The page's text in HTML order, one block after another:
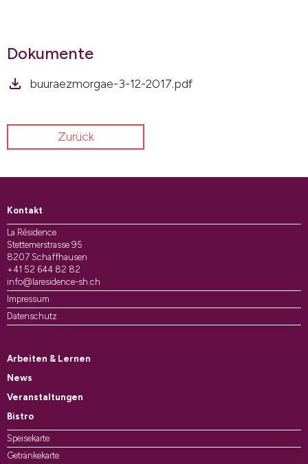
Dokumente
buuraezmorgae-3-12-2017.pdf
Zurück
Kontakt
La Résidence
Stettemerstrasse 95
8207 Schaffhausen
+41 52 644 82 82
info@laresidence-sh.ch
Impressum
Datenschutz
Arbeiten & Lernen
News
Veranstaltungen
Bistro
Speisekarte
Getränkekarte